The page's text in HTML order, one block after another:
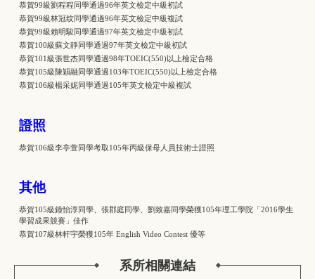
恭賀99級劉程程同學通過96年英文檢定中級初試
恭賀99級林冠纹同學通過96年英文檢定中級複試
恭賀99級賴明駿同學通過97年英文檢定中級初試
恭賀100級蘇文靜同學通過97年英文檢定中級初試
恭賀101級張世杰同學通過98年TOEIC(550)以上檢定合格
恭賀105級陳穎融同學通過103年TOEIC(550)以上檢定合格
恭賀106級楊采妮同學通過105年英文檢定中級複試
證照
恭賀106級李亭萱同學考取105年丙級保母人員技術士證照
其他
恭賀105級鐘怡淳同學、張郡庭同學、劉致嘉同學榮獲105年理工學院「2016學生
學習成果競賽」佳作
恭賀107級林軒宇榮獲105年 English Video Contest 優等
系所相關連結